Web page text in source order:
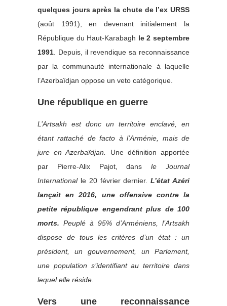
quelques jours après la chute de l’ex URSS
(août 1991), en devenant initialement la
République du Haut-Karabagh le 2 septembre
1991 . Depuis, il revendique sa reconnaissance
par la communauté internationale à laquelle
l’Azerbaïdjan oppose un veto catégorique.
Une république en guerre
L’Artsakh est donc un territoire enclavé, en
étant rattaché de facto à l’Arménie, mais de
jure en Azerbaïdjan.
Une définition apportée
par Pierre-Alix Pajot, dansle Journal
Internationalle 20 février dernier.L’état Azéri
lançait en 2016, une offensive contre la
petite république engendrant plus de 100
morts. Peuplé à 95% d’Arméniens, l’Artsakh
dispose de tous les critères d’un état : un
président, un gouvernement, un Parlement,
une population s’identifiant au territoire dans
lequel elle réside.
Vers une reconnaissance